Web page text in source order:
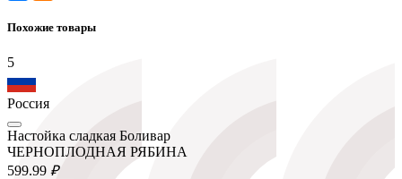
Похожие товары
5
Россия
Настойка сладкая Боливар
ЧЕРНОПЛОДНАЯ РЯБИНА
599.99 ₽